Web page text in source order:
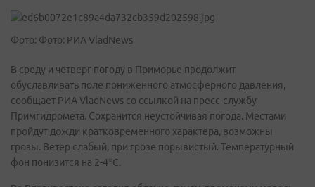
Фото: Фото: РИА VladNews
В среду и четверг погоду в Приморье продолжит
обуславливать поле пониженного атмосферного давления,
сообщает РИА VladNews со ссылкой на пресс-службу
Примгидромета. Сохранится неустойчивая погода. Местами
пройдут дожди кратковременного характера, возможны
грозы. Ветер слабый, при грозе порывистый. Температурный
фон понизится на 2-4°C.